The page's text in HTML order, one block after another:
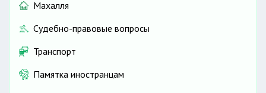
Махалля
Судебно-правовые вопросы
Транспорт
Памятка иностранцам